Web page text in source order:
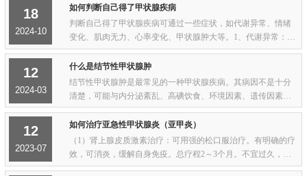
和用量！
18
2024-10
如何判断自己得了甲状腺疾病
判断自己得了甲状腺疾病可通过一些症状，如代谢异常、情绪
变化、肌肉无力、心率变化、甲状腺肿大等。1、代谢异常：甲
状腺功能亢进时，甲状腺激素分泌过多，导致代谢加快，患者
可能会出现体重减轻、心跳加快、多汗、易...
12
2024-03
什么是结节性甲状腺肿
结节性甲状腺肿是最常见的一种甲状腺疾病。其病因不是十分
清楚，可能与内分泌紊乱、高碘饮食、环境因素、遗传因素和
放射线接触史等有关。 结节性甲状腺肿病人一般都是通过体检
发现或自己发现颈部肿块就诊。查体可摸...
12
2023-07
如何治疗亚急性甲状腺炎（亚甲炎）
（1）肾上腺皮质激素治疗：可用强的松口服治疗。有明确的疗
效，可消炎，缓解自身免疫。总疗程2～3个月。不宜过久，以
避免激素副作用的出现。（2）甲状腺片：甲减或甲状腺功能正